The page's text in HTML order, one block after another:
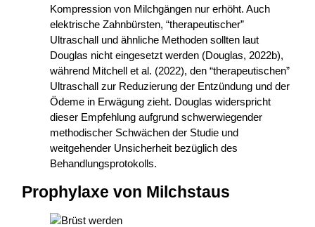
Kompression von Milchgängen nur erhöht. Auch
elektrische Zahnbürsten, “therapeutischer”
Ultraschall und ähnliche Methoden sollten laut
Douglas nicht eingesetzt werden (Douglas, 2022b),
während Mitchell et al. (2022), den “therapeutischen”
Ultraschall zur Reduzierung der Entzündung und der
Ödeme in Erwägung zieht. Douglas widerspricht
dieser Empfehlung aufgrund schwerwiegender
methodischer Schwächen der Studie und
weitgehender Unsicherheit bezüglich des
Behandlungsprotokolls.
Prophylaxe von Milchstaus